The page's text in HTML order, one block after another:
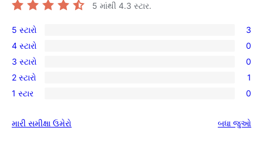
5 માંથી 4.3 સ્ટાર.
3
5-
સ્ટાર
સમીક્ષાઓ
5 સ્ટારો 3
0
4-
સ્ટાર
સમીક્ષાઓ
4 સ્ટારો 0
0
3-
સ્ટાર
3 સ્ટારો 0
1
2-
સમીક્ષા
2 સ્ટારો 1
0
સ્ટાર
1 સ્ટાર 0
મારી સમીક્ષા ઉમેરો બધા જુઓ